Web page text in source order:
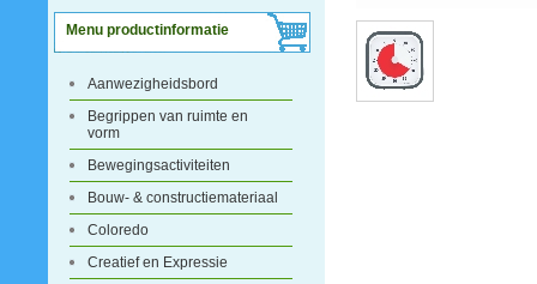
Menu productinformatie
Aanwezigheidsbord
Begrippen van ruimte en
vorm
Bewegingsactiviteiten
Bouw- & constructiemateriaal
Coloredo
Creatief en Expressie